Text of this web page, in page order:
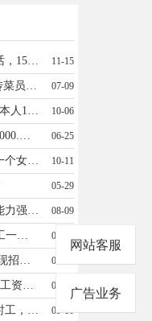
求职，找个单位做饭的工作，联系电话，15735877839 11-15
饭店招聘 招聘岗位 炒菜师傅：两名 传菜员：数名 服务员：数名 凉菜师傅一名 福利待遇 ✅ 包吃包住 ✅ 月休息4天 ✅ 工资准时发放 工作地址 万柏林区玉门花园A区 联系方式 联系人：李女士 联系电话：13834217076 07-09
司机求职大车小车都可以18734924445本人1982年42岁，找个送货的活 10-06
保利百合，招聘拉垃圾的师傅一个月3000.有意者联系电话 13593165673 06-25
火锅店招聘服务员两名，要一个男的一个女的，工资3600+200全勤，地址：许东，联系方式：19835087779 10-11
05-29
女，40岁找工作半天班的，语言表达能力强，形象好，电话18735168099，东客站附近住 08-09
连锁早餐店招聘.早晚餐 1，熬粥洗碗工一名，年龄30-55周岁能吃苦耐劳，月休两天。 地址：太原市小店区东岗路联系电话18135379777 （微信同号）迎泽区，长风东街税务局食堂招聘洗碗大姐一名，六日双休，节假日休息 联系电话13633479600张师傅 03-06
招聘启事：快递入库员 因工作需要，现招聘快递入库员一名，具体要求如下： 岗位职责： 负责快递包裹的扫码入库、上架摆放、通知取件及日常整理等工作。 任职要求： · 不限年龄，身体健康，工作认真负责 · 有相关经验者优先，无经验可教 工作时间： 上午 9:00 – 12:00，下午 16:00 – 19:00（共6小时） 工作地点： 汾河湾D区 薪资待遇：2500底薪，加二百全勤奖，加一百电话费 联系方式： 18735105804 04-10
招聘主食售卖人员 早班6点到2点半： 工资3700+200 晚班1点半到10点： 工资3700+200 有意联系电话19935943623 东岗路美联家超市 08-11
求职：女，45岁，一天3到4小时的小时工，双休，联系电话13834559178 09-10
网站客服
广告业务